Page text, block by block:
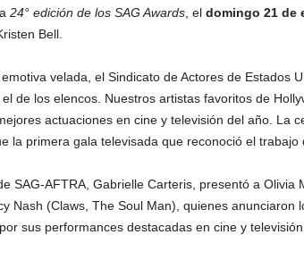
24° edición de los SAG Awards, el domingo 21 de
Bell.
velada, el Sindicato de Actores de Estados
de los elencos. Nuestros artistas favoritos de
actuaciones en cine y televisión del año. La
la primera gala televisada que reconoció el trabajo
SAG-AFTRA, Gabrielle Carteris, presentó a Olivia
Nash (Claws, The Soul Man), quienes anunciaron
sus performances destacadas en cine y televisión.